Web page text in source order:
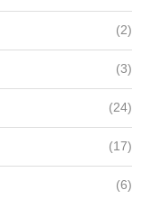
(2)
(3)
(24)
(17)
(6)